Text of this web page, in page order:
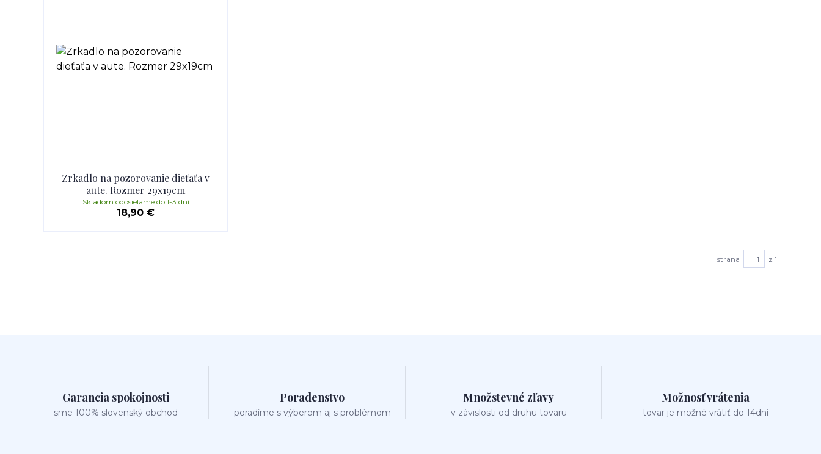
Zrkadlo na pozorovanie dieťaťa v
aute. Rozmer 29x19cm
18,90 €
Skladom odosielame do 1-3 dní
strana z 1
Garancia spokojnosti
sme 100% slovenský obchod
Poradenstvo
poradíme s výberom aj s problémom
Množstevné zľavy
v závislosti od druhu tovaru
Možnosť vrátenia
tovar je možné vrátiť do 14dní